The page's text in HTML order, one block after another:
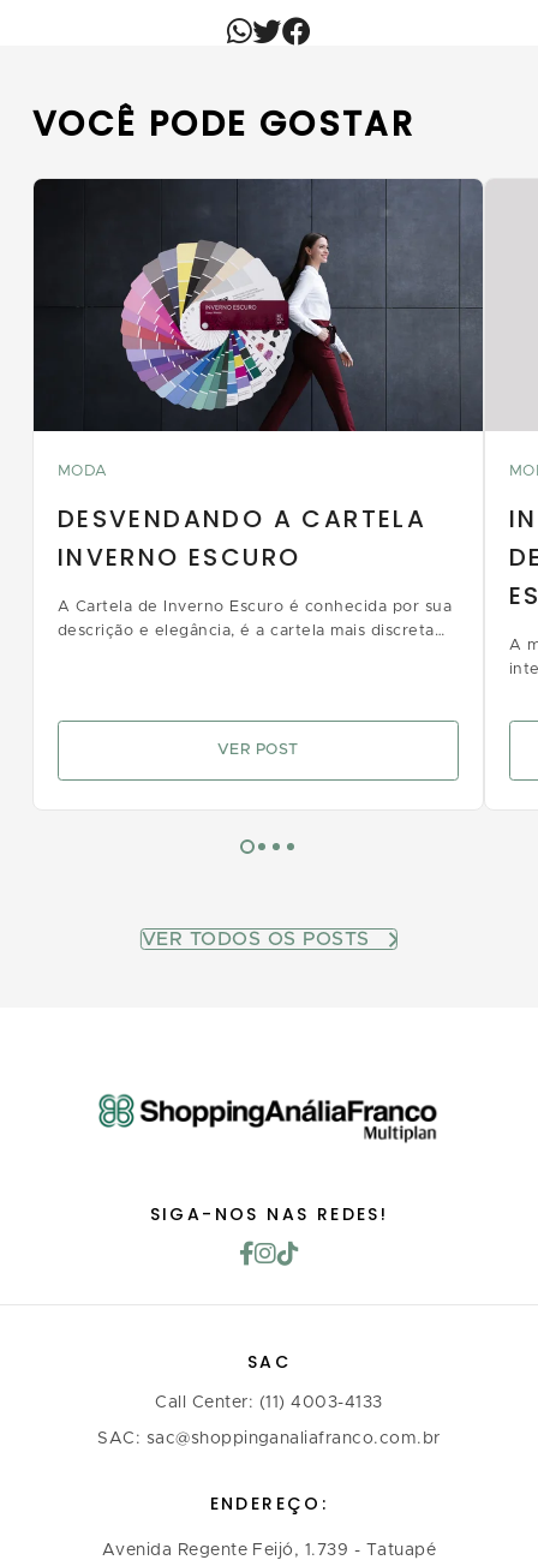
VOCÊ PODE GOSTAR
VER TODOS OS POSTS
MODA
DESVENDANDO A CARTELA
INVERNO ESCURO
A Cartela de Inverno Escuro é conhecida por sua
descrição e elegância, é a cartela mais discreta
VER POST
A
SIGA-NOS NAS REDES!
SAC
Call Center: (11) 4003-4133
SAC: sac@shoppinganaliafranco.com.br
ENDEREÇO:
Avenida Regente Feijó, 1.739 - Tatuapé